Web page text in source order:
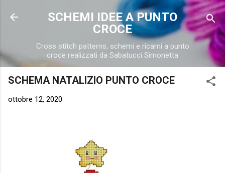
Passa ai contenuti principali
SCHEMI IDEE A PUNTO
CROCE
Cross stitch patterns, schemi e ricami a punto
croce realizzati da Sabatucci Simonetta
SCHEMA NATALIZIO PUNTO CROCE
ottobre 12, 2020